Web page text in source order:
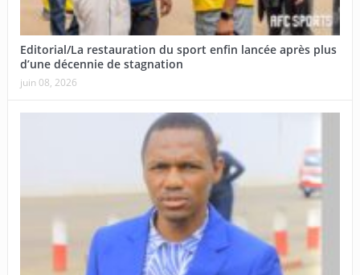
Editorial/La restauration du sport enfin lancée après plus
d’une décennie de stagnation
juin 08, 2026